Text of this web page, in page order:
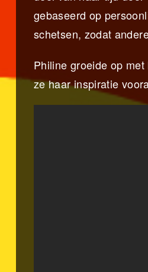
gebaseerd op
schetsen, zodat
Philine groeide op
ze haar inspiratie